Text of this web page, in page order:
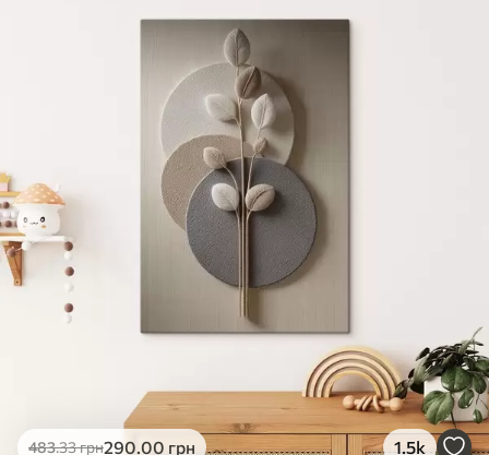
Яскраві, насичені кольори
Стійкість до вицвітання
Безпечне чорнило без запаху
Поверхня з текстурою полотна
Екологічний матеріал
Преміум
Від363
Яскраві, насичені кольори
Стійкість до вицвітання
Безпечне чорнило без запаху
Поверхня з текстурою полотна
Еко-Преміум
483.33грн290.00 грн 1.5k